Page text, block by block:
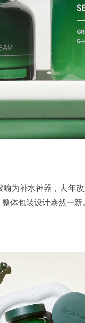
为补水神器，去年
体包装设计焕然一新。